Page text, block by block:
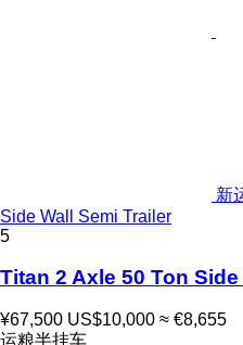
新
Side Wall Semi Trailer
5
Titan 2 Axle 50 Ton
¥67,500 US$10,000 ≈ €8,655
运粮半挂车